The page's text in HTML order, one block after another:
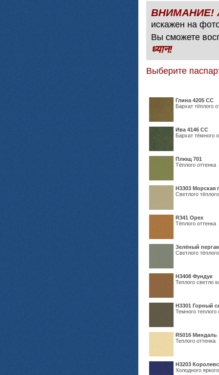
искажен на
Вы сможете
ध्यान!
Выберите
Глина 4205 СС
Бархат тёплого
Ива 4146 СС
Бархат тёмного
Плющ 701
Тёплого оттенка
H3303 Морская
Светлого
R341 Орех
Тёплого оттенка
Зелёный
Светлого
Н3408 Фундук
Теплого светло
Н3301 Горный
Темного теплого
R5016 Миндаль
Теплого оттенка
Н3203
Холодного